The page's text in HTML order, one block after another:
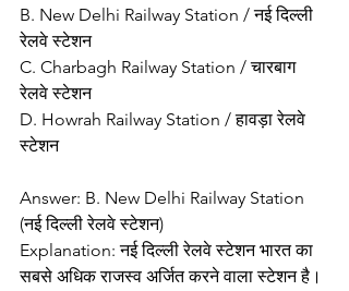
B. New Delhi Railway Station / नई दिल्ली
रेलवे स्टेशन
C. Charbagh Railway Station / चारबाग
रेलवे स्टेशन
D. Howrah Railway Station / हावड़ा रेलवे
स्टेशन
Answer: B. New Delhi Railway Station
(नई दिल्ली रेलवे स्टेशन)
Explanation: नई दिल्ली रेलवे स्टेशन भारत का
सबसे अधिक राजस्व अर्जित करने वाला स्टेशन है।